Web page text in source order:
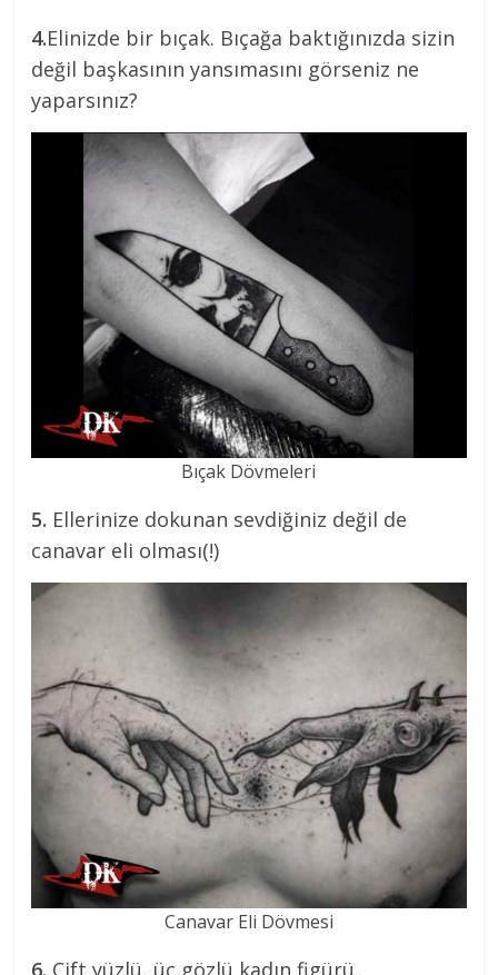
4.Elinizde bir bıçak. Bıçağa baktığınızda sizin
değil başkasının yansımasını görseniz ne
yaparsınız?
Bıçak Dövmeleri
5. Ellerinize dokunan sevdiğiniz değil de
canavar eli olması(!)
Canavar Eli Dövmesi